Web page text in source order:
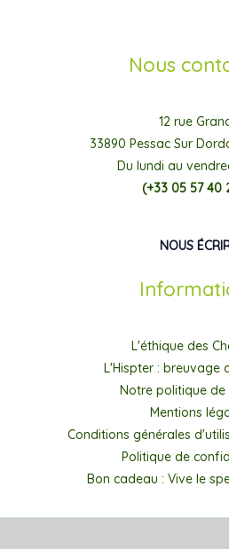
Nous
12 rue
33890 Pessac Sur
Du lundi au
(+33 05 57 40
NOUS
L'éthique des
L'Hispter : breuvage
Notre politique de
Mentions
Conditions générales
Politique de
Bon cadeau : Vive le